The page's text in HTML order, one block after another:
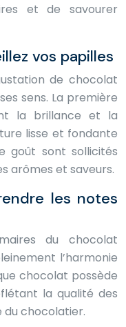
et de savourer
vos papilles
de chocolat
sens. La première
la brillance et la
lisse et fondante
goût sont sollicités
arômes et saveurs.
les notes
du chocolat
l’harmonie
chocolat possède
la qualité des
chocolatier.